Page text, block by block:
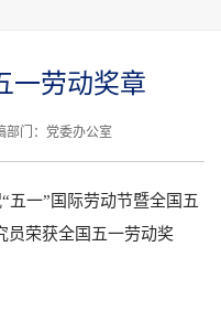
一劳动奖章
部门：党委办公室
五一”国际劳动节暨全国五
员荣获全国五一劳动奖